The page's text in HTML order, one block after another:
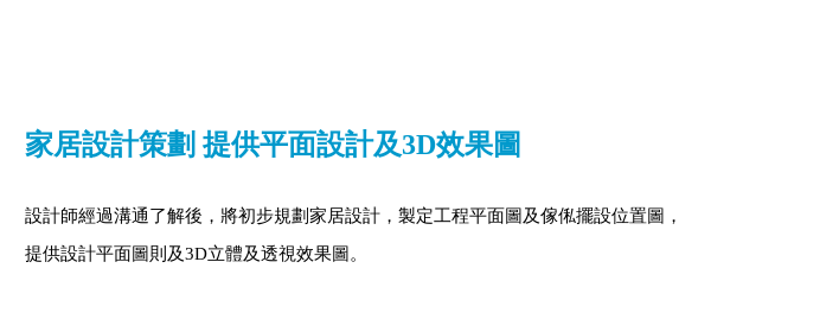
家居設計策劃 提供平面設計及3D效果圖
設計師經過溝通了解後，將初步規劃家居設計，製定工程平面圖及傢俬擺設位置圖，
提供設計平面圖則及3D立體及透視效果圖。